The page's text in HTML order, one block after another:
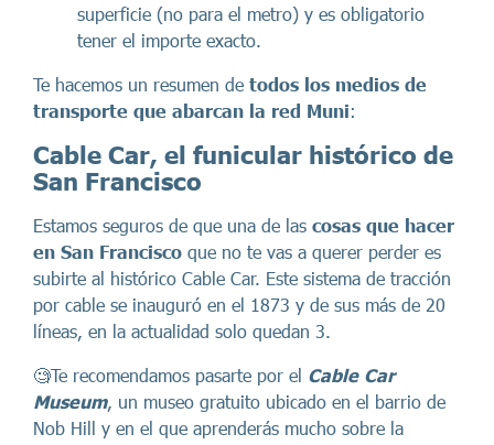
superficie (no para el metro) y es obligatorio
tener el importe exacto.
Te hacemos un resumen de todos los medios de
transporte que abarcan la red Muni:
Cable Car, el funicular histórico de
San Francisco
Estamos seguros de que una de las cosas que hacer
en San Francisco que no te vas a querer perder es
subirte al histórico Cable Car. Este sistema de tracción
por cable se inauguró en el 1873 y de sus más de 20
líneas, en la actualidad solo quedan 3.
🧐Te recomendamos pasarte por el Cable Car
Museum, un museo gratuito ubicado en el barrio de
Nob Hill y en el que aprenderás mucho sobre la